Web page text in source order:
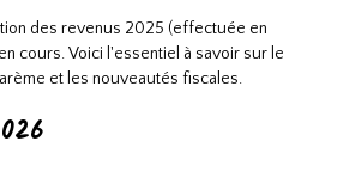
des revenus 2025 (effectuée en
cours. Voici l'essentiel à savoir sur le
et les nouveautés fiscales.